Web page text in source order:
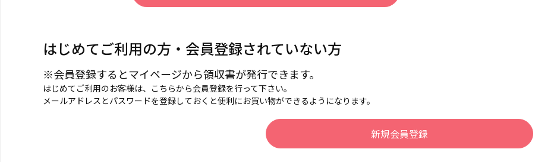
はじめてご利用の方・会員登録されていない方
※会員登録するとマイページから領収書が発行できます。
はじめてご利用のお客様は、こちらから会員登録を行って下さい。
メールアドレスとパスワードを登録しておくと便利にお買い物ができるようになります。